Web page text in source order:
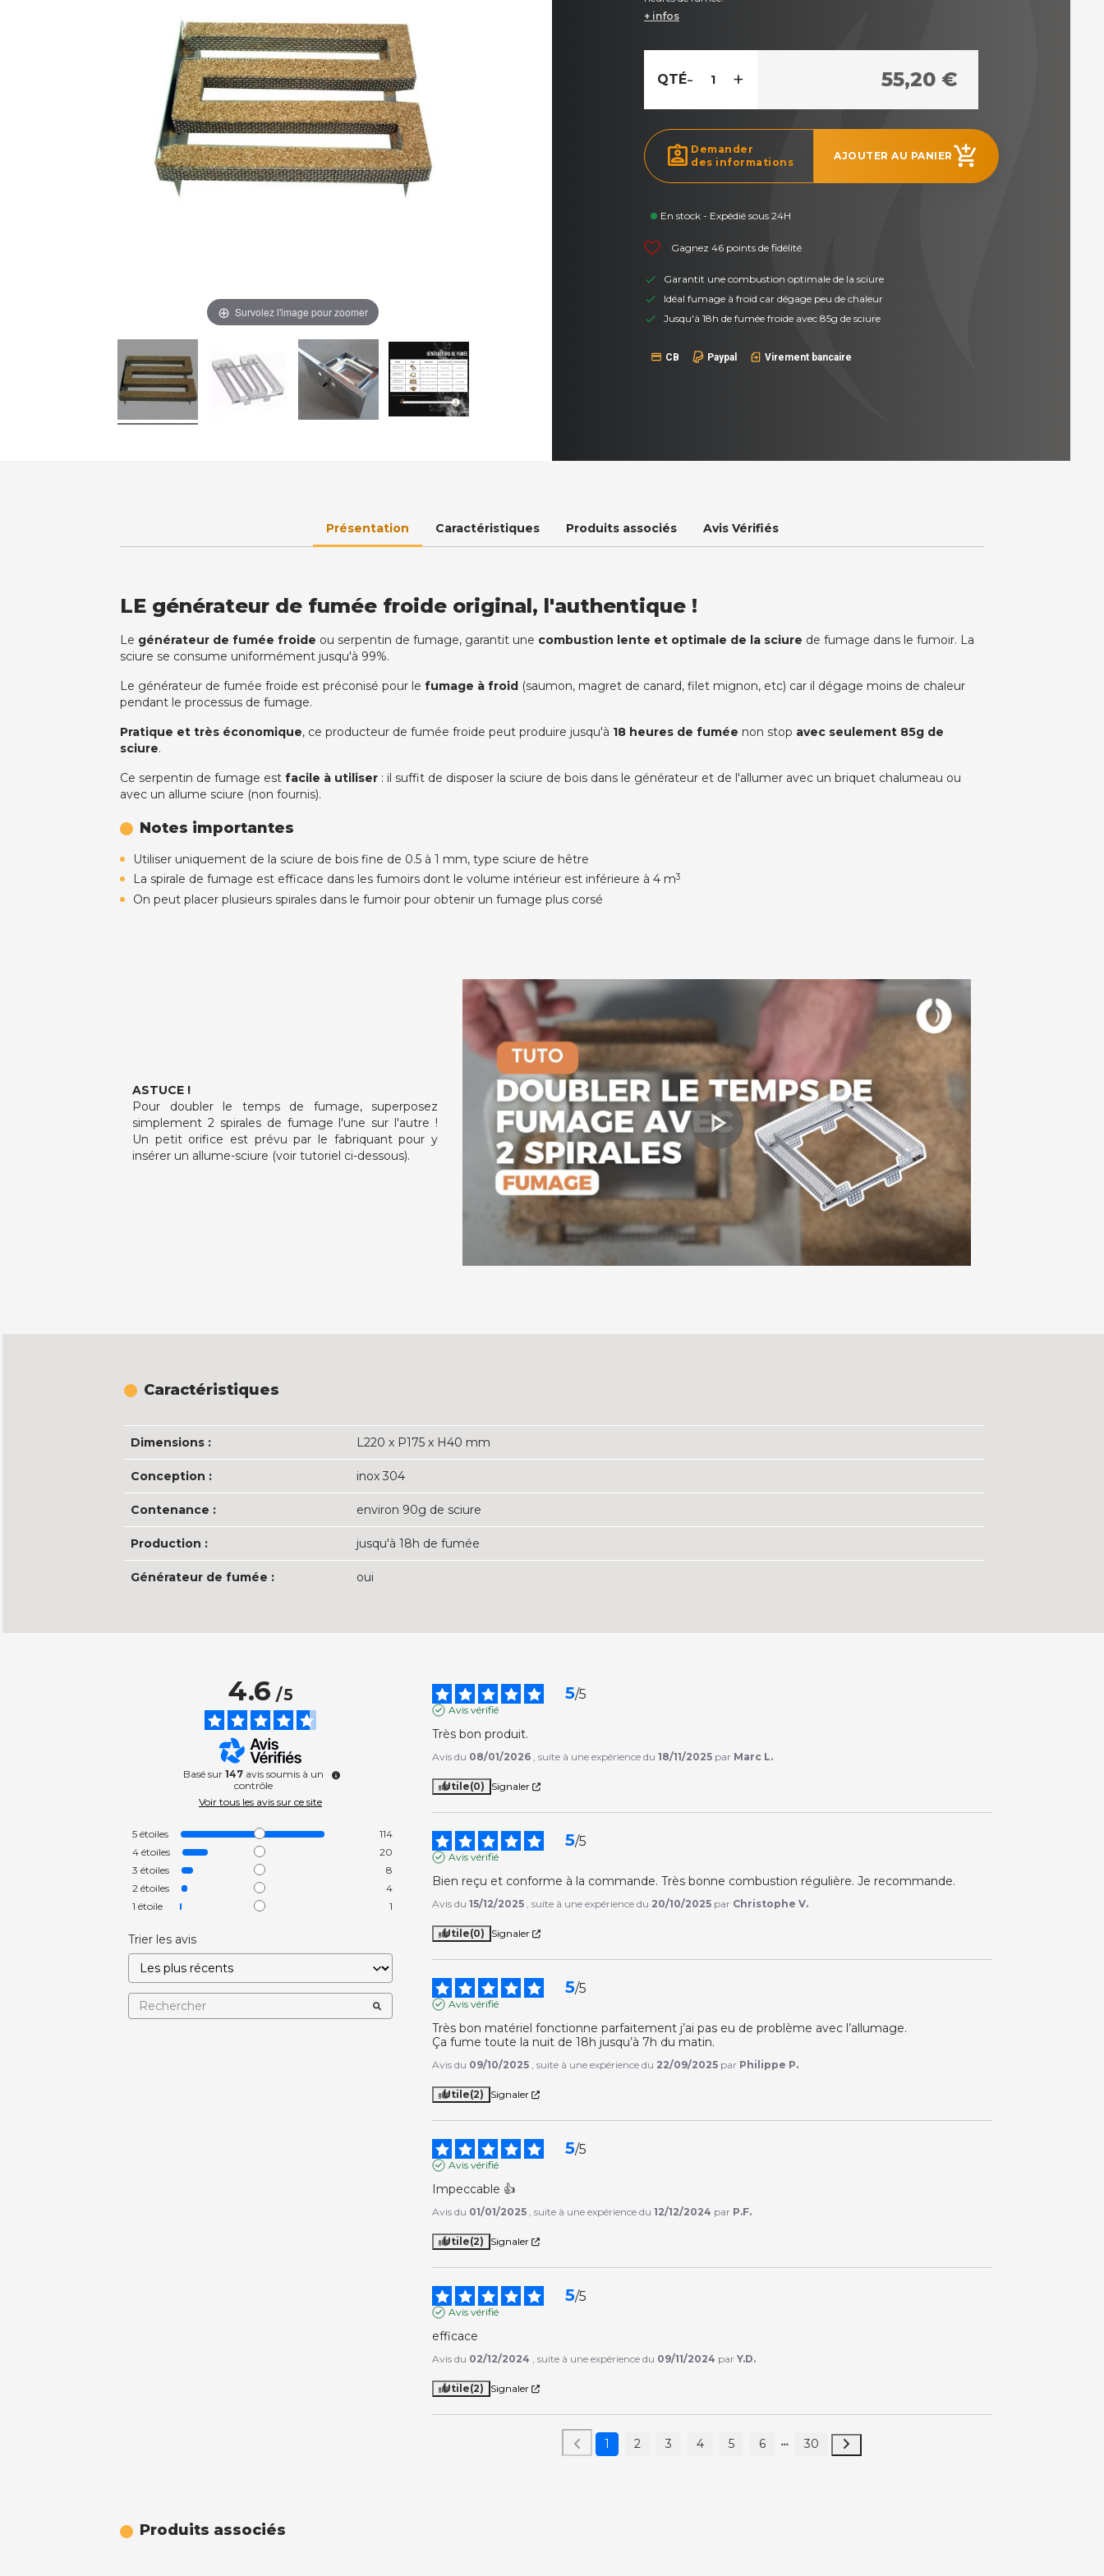
Survolez l'image pour zoomer
+ infos
QTÉ- + 55,20 €
assignment_ind Demander
des informations
AJOUTER AU PANIER add_shopping_cart
En stock - Expédié sous 24H
Gagnez 46 points de fidélité
Garantit une combustion optimale de la sciure
Idéal fumage à froid car dégage peu de chaleur
Jusqu'à 18h de fumée froide avec 85g de sciure
CB Paypal Virement bancaire
Présentation Caractéristiques Produits associés Avis Vérifiés
LE générateur de fumée froide original, l'authentique !
Le générateur de fumée froide ou serpentin de fumage, garantit une combustion lente et optimale de la sciure de fumage dans le fumoir. La
sciure se consume uniformément jusqu'à 99%.
Le générateur de fumée froide est préconisé pour lefumage à froid (saumon, magret de canard, filet mignon, etc) car il dégage moins de chaleur
pendant le processus de fumage.
Pratique et très économique, ce producteur de fumée froide peut produire jusqu'à 18 heures de fumée non stop avec seulement 85g de
sciure.
Ce serpentin de fumage estfacile à utiliser : il suffit de disposer la sciure de bois dans le générateur et de l'allumer avec un briquet chalumeau ou
avec un allume sciure (non fournis).
Notes importantes
Utiliser uniquement de la sciure de bois fine de 0.5 à 1 mm, type sciure de hêtre
La spirale de fumage est efficace dans les fumoirs dont le volume intérieur est inférieure à 4 m3
On peut placer plusieurs spirales dans le fumoir pour obtenir un fumage plus corsé
ASTUCE !
Pour doubler le temps de fumage, superposez
simplement 2 spirales de fumage l'une sur l'autre !
Un petit orifice est prévu par le fabriquant pour y
insérer un allume-sciure (voir tutoriel ci-dessous).
Caractéristiques
Dimensions : L220 x P175 x H40 mm
Conception : inox 304
Contenance : environ 90g de sciure
Production : jusqu'à 18h de fumée
Générateur de fumée : oui
4.6/5
Basé sur 147 avis soumis à un
contrôle
Voir tous les avis sur ce site
5étoiles
114
4étoiles
20
3étoiles
8
2étoiles
4
1étoile 1
Trier les avis
5/5
Avis vérifié
Très bon produit.
Avis du 08/01/2026 , suite à une expérience du18/11/2025 par Marc L.
Utile(0) Signaler
5/5
Avis vérifié
Bien reçu et conforme à la commande. Très bonne combustion régulière. Je recommande.
Avis du15/12/2025 , suite à une expérience du 20/10/2025 par Christophe V.
Utile(0) Signaler
5/5
Avis vérifié
Très bon matériel fonctionne parfaitement j’ai pas eu de problème avec l’allumage.
Ça fume toute la nuit de 18h jusqu’à 7h du matin.
Avis du 09/10/2025 , suite à une expérience du 22/09/2025 par Philippe P.
Utile(2) Signaler
5/5
Avis vérifié
Impeccable 👍
Avis du 01/01/2025 , suite à une expérience du12/12/2024 par P.F.
Utile(2) Signaler
5/5
Avis vérifié
efficace
Avis du 02/12/2024 , suite à une expérience du 09/11/2024 parY.D.
Utile(2) Signaler
1 2 3 4 5 6 30
Produits associés